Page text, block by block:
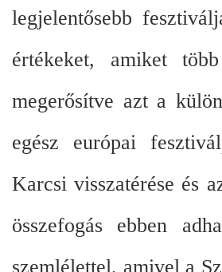
legjelentősebb
értékeket, amiket
megerősítve azt a
egész európai
Karcsi visszatérése és
összefogás ebben
szemlélettel, amivel a